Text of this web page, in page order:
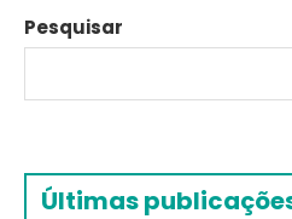
Pesquisar
Últimas